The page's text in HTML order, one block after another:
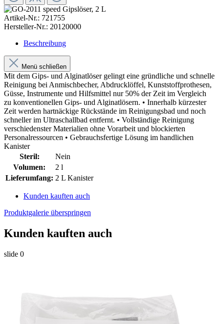
Artikel-Nr.: 721755
Hersteller-Nr.: 20120000
Beschreibung
Menü schließen
Mit dem Gips- und Alginatlöser gelingt eine gründliche und schnelle
Reinigung bei Anmischbecher, Abdrucklöffel, Kunststoffprothesen,
Güsse, Instrumente und Hilfsmittel nur 50% der Zeit im Vergleich
zu konventionellen Gips- und Alginatlösern. • Innerhalb kürzester
Zeit werden hartnäckige Rückstände im Reinigungsbad und noch
schneller im Ultraschallbad entfernt. • Vollständige Reinigung
verschiedenster Materialien ohne Vorarbeit und blockierten
Personalressourcen • Gebrauchsfertige Lösung im handlichen
Kanister
Steril:
Nein
Volumen:
2 l
Lieferumfang: 2 L Kanister
Kunden kauften auch
Produktgalerie überspringen
Kunden kauften auch
slide 0